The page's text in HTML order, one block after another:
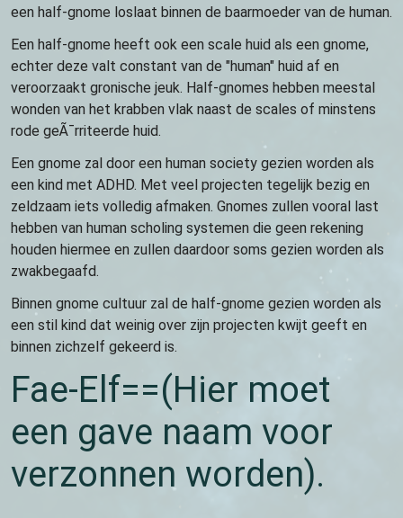
een half-gnome loslaat binnen de baarmoeder van de human.
Een half-gnome heeft ook een scale huid als een gnome,
echter deze valt constant van de "human" huid af en
veroorzaakt gronische jeuk. Half-gnomes hebben meestal
wonden van het krabben vlak naast de scales of minstens
rode geÃ¯rriteerde huid.
Een gnome zal door een human society gezien worden als
een kind met ADHD. Met veel projecten tegelijk bezig en
zeldzaam iets volledig afmaken. Gnomes zullen vooral last
hebben van human scholing systemen die geen rekening
houden hiermee en zullen daardoor soms gezien worden als
zwakbegaafd.
Binnen gnome cultuur zal de half-gnome gezien worden als
een stil kind dat weinig over zijn projecten kwijt geeft en
binnen zichzelf gekeerd is.
Fae-Elf==(Hier moet
een gave naam voor
verzonnen worden).